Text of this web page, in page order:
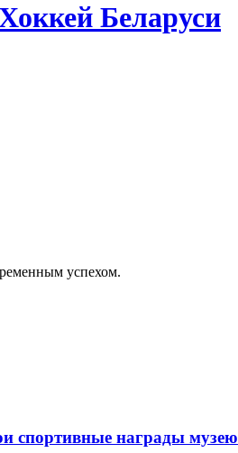
Беларуси
успехом.
спортивные награды музею